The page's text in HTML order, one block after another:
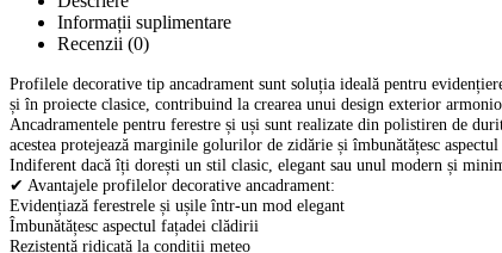
200×4×13cm
Informații suplimentare
Recenzii (0)
Profilele decorative tip ancadrament sunt soluția ideală pentru
și în proiecte clasice, contribuind la crearea unui design exterior
Ancadramentele pentru ferestre și uși sunt realizate din polistiren de
acestea protejează marginile golurilor de zidărie și îmbunătățesc
Indiferent dacă îți dorești un stil clasic, elegant sau unul modern și
✔ Avantajele profilelor decorative ancadrament:
Evidențiază ferestrele și ușile într-un mod elegant
Îmbunătățesc aspectul fațadei clădirii
Rezistență ridicată la condiții meteo